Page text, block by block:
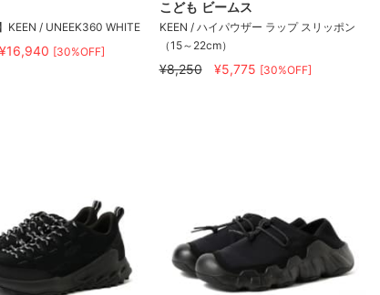
KEEN / UNEEK360 WHITE
¥16,940 [30%OFF]
こども ビームス
KEEN / ハイパウザー ラップ スリッポン
（15～22cm）
¥8,250 ¥5,775 [30%OFF]